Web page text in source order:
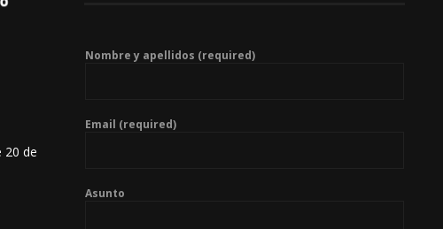
20 de
Nombre y apellidos (required)
Email (required)
Asunto